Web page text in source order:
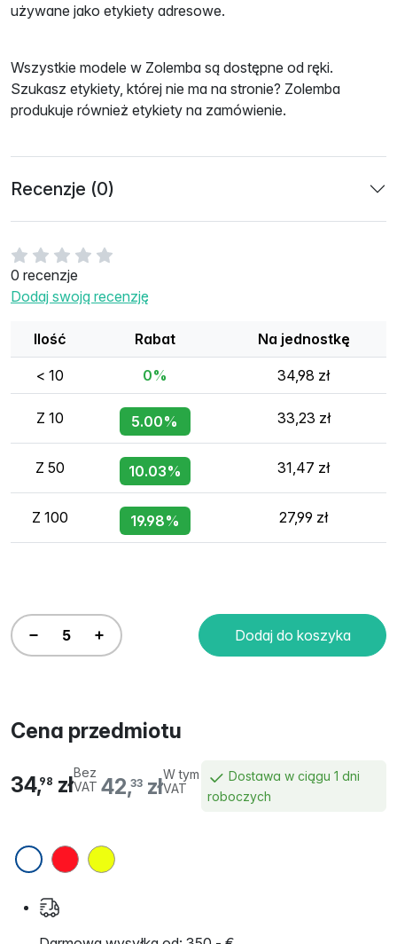
0 recenzje
Dodaj swoją recenzję
Ilość Rabat Na jednostkę
< 10 0% 34,98 zł
Z 10 5.00% 33,23 zł
Z 50 10.03% 31,47 zł
Z 100 19.98% 27,99 zł
Dodaj do koszyka
Cena przedmiotu
42,33złW tym
VAT
34,98 złBez
VAT
Dostawa w ciągu 1 dni
roboczych
używane jako etykiety adresowe.
Wszystkie modele w Zolemba są dostępne od ręki.
Szukasz etykiety, której nie ma na stronie? Zolemba
produkuje również etykiety na zamówienie.
Recenzje (0)